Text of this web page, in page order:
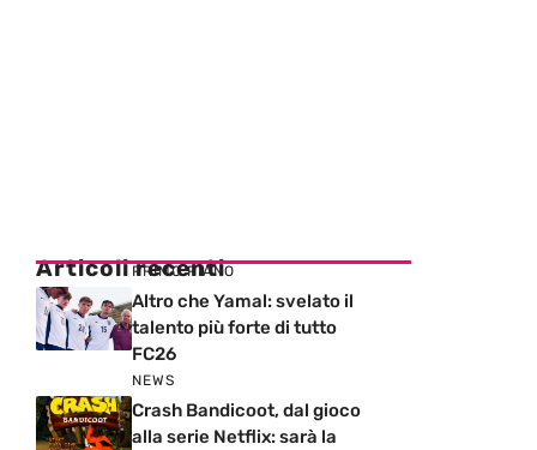
Articoli recenti
PRIMO PIANO
Altro che Yamal: svelato il
talento più forte di tutto
FC26
NEWS
Crash Bandicoot, dal gioco
alla serie Netflix: sarà la